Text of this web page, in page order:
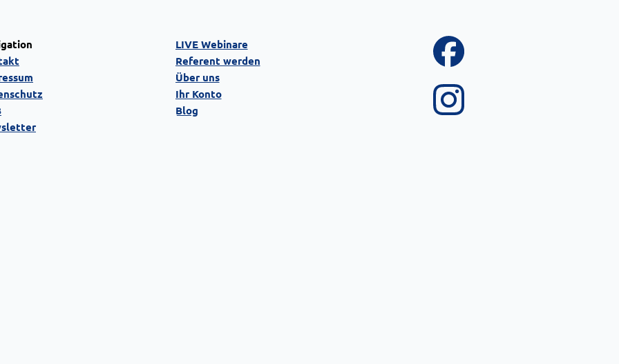
LIVE Webinare
Referent werden
Über uns
Ihr Konto
Blog